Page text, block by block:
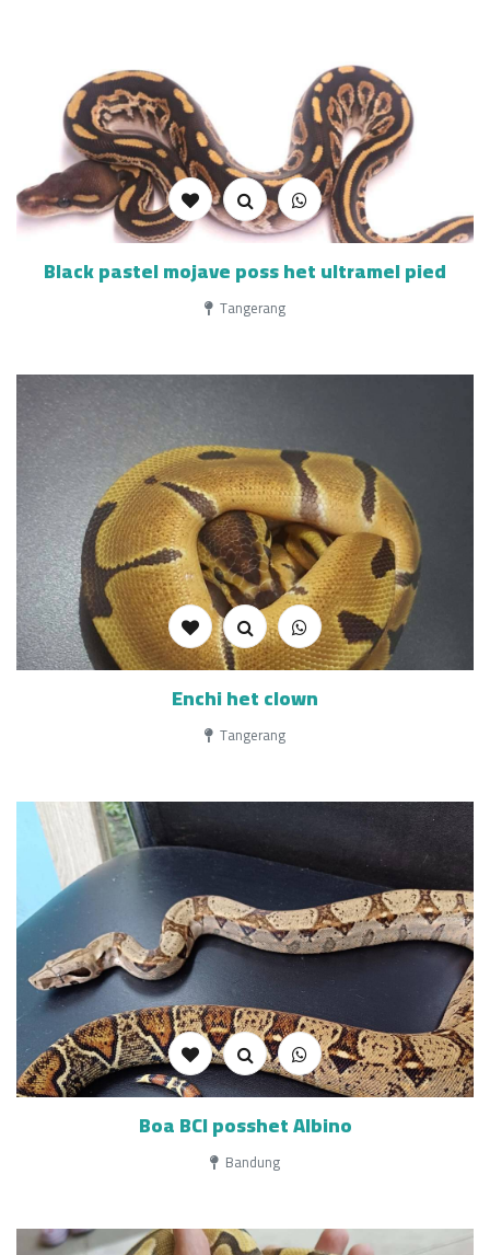
Black pastel mojave poss het ultramel pied
Tangerang
Enchi het clown
Tangerang
Boa BCI posshet Albino
Bandung